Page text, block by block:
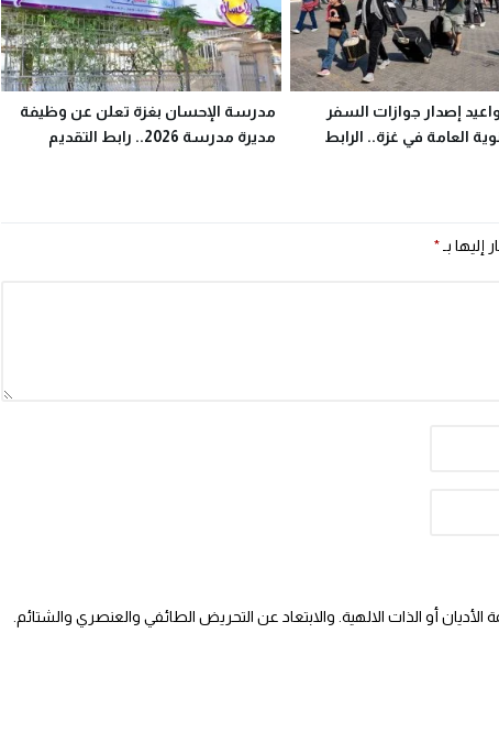
إصدار جوازات السفر
العامة في غزة.. الرابط
مدرسة الإحسان بغزة تعلن عن وظيفة
مديرة مدرسة 2026.. رابط التقديم
بـ *
أو الذات الالهية. والابتعاد عن التحريض الطائفي والعنصري والشتائم.